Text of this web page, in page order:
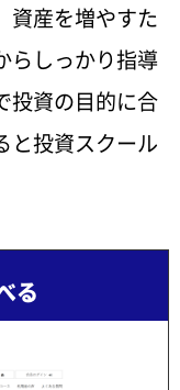
資産を増やすた
らしっかり指導
投資の目的に合
と投資スクール
る